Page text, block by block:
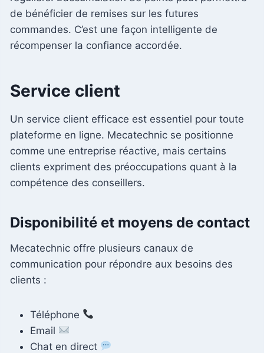
de bénéficier de remises sur les futures
commandes. C’est une façon intelligente de
récompenser la confiance accordée.
Service client
Un service client efficace est essentiel pour toute
plateforme en ligne. Mecatechnic se positionne
comme une entreprise réactive, mais certains
clients expriment des préoccupations quant à la
compétence des conseillers.
Disponibilité et moyens de contact
Mecatechnic offre plusieurs canaux de
communication pour répondre aux besoins des
clients :
Téléphone
Email
Chat en direct